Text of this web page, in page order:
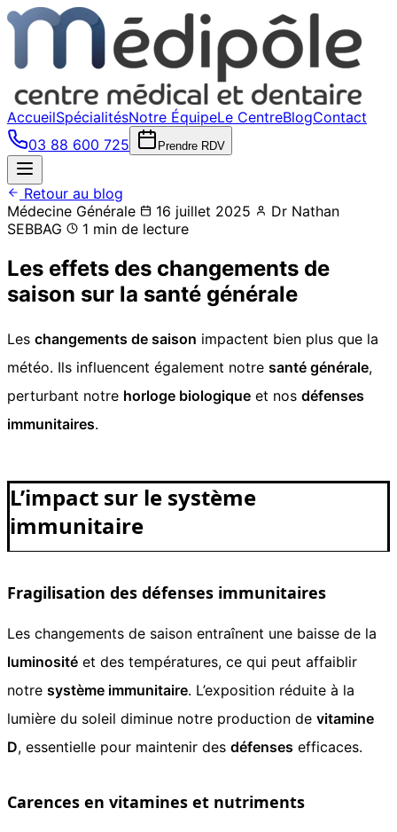
AccueilSpécialitésNotre ÉquipeLe CentreBlogContact
03 88 600 725
Prendre RDV
Retour au blog
Médecine Générale
16 juillet 2025
Dr Nathan
SEBBAG
1 min de lecture
Les effets des changements de
saison sur la santé générale
Les changements de saison impactent bien plus que la
météo. Ils influencent également notre santé générale,
perturbant notre horloge biologique et nos défenses
immunitaires.
L’impact sur le système
immunitaire
Fragilisation des défenses immunitaires
Les changements de saison entraînent une baisse de la
luminosité et des températures, ce qui peut affaiblir
notre système immunitaire. L’exposition réduite à la
lumière du soleil diminue notre production de vitamine
D, essentielle pour maintenir des défenses efficaces.
Carences en vitamines et nutriments